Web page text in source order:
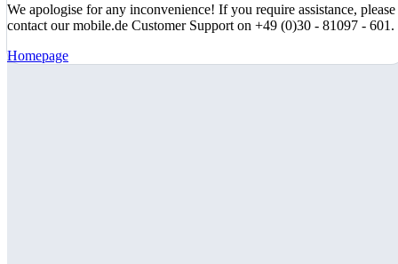
We apologise for any inconvenience! If you require assistance, please
contact our mobile.de Customer Support on +49 (0)30 - 81097 - 601.
Homepage